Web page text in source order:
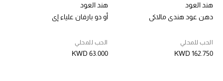
هند العود
دهن عود هندي مالاكي
الحب للمحلي
KWD 162.750
هند العود
أو دو بارفان علياء إي
الحب للمحلي
KWD 63.000